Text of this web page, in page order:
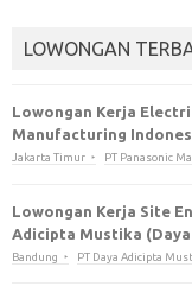
LOWONGAN
Lowongan Kerja
Manufacturing
Jakarta Timur PT Panasonic
Lowongan Kerja Site
Adicipta Mustika (Daya
Bandung PT Daya Adicipta